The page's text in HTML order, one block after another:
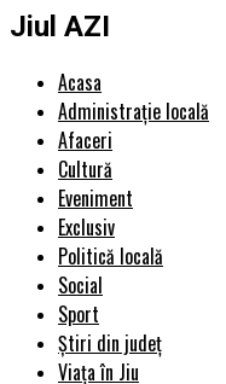
Jiul AZI
Acasa
Administrație locală
Afaceri
Cultură
Eveniment
Exclusiv
Politică locală
Social
Sport
Știri din județ
Viața în Jiu